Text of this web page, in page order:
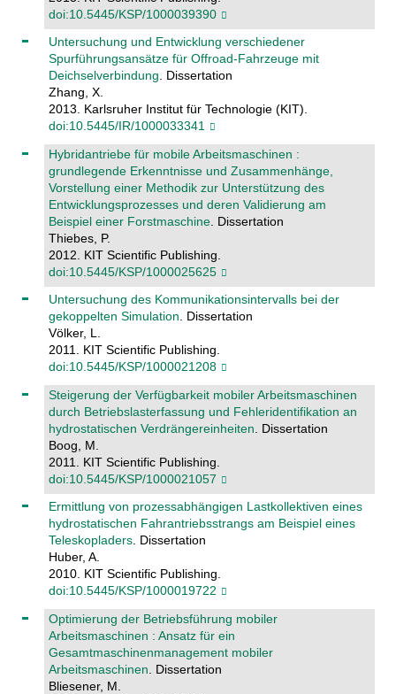
doi:10.5445/KSP/1000039390
Untersuchung und Entwicklung verschiedener
Spurführungsansätze für Offroad-Fahrzeuge mit
Deichselverbindung. Dissertation
Zhang, X.
2013. Karlsruher Institut für Technologie (KIT).
doi:10.5445/IR/1000033341
Hybridantriebe für mobile Arbeitsmaschinen :
grundlegende Erkenntnisse und Zusammenhänge,
Vorstellung einer Methodik zur Unterstützung des
Entwicklungsprozesses und deren Validierung am
Beispiel einer Forstmaschine. Dissertation
Thiebes, P.
2012. KIT Scientific Publishing.
doi:10.5445/KSP/1000025625
Untersuchung des Kommunikationsintervalls bei der
gekoppelten Simulation. Dissertation
Völker, L.
2011. KIT Scientific Publishing.
doi:10.5445/KSP/1000021208
Steigerung der Verfügbarkeit mobiler Arbeitsmaschinen
durch Betriebslasterfassung und Fehleridentifikation an
hydrostatischen Verdrängereinheiten . Dissertation
Boog, M.
2011. KIT Scientific Publishing.
doi:10.5445/KSP/1000021057
Ermittlung von prozessabhängigen Lastkollektiven eines
hydrostatischen Fahrantriebsstrangs am Beispiel eines
Teleskopladers. Dissertation
Huber, A.
2010. KIT Scientific Publishing.
doi:10.5445/KSP/1000019722
Optimierung der Betriebsführung mobiler
Arbeitsmaschinen : Ansatz für ein
Gesamtmaschinenmanagement mobiler
Arbeitsmaschinen . Dissertation
Bliesener, M.